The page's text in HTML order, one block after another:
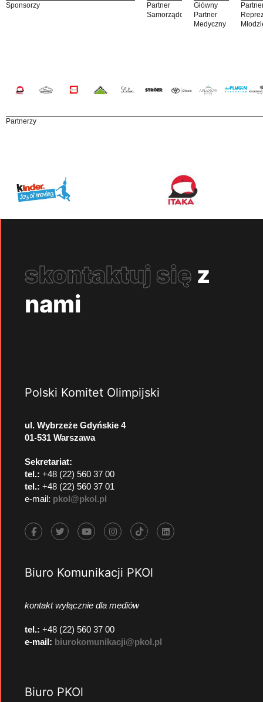
Sponsorzy
Partner
Samorządowy
Główny
Partner
Medyczny
Partnerzy
skontaktuj się z
nami
Polski Komitet Olimpijski
ul. Wybrzeże Gdyńskie 4
01-531 Warszawa
Sekretariat:
tel.: +48 (22) 560 37 00
tel.: +48 (22) 560 37 01
e-mail: pkol@pkol.pl
Biuro Komunikacji PKOl
kontakt wyłącznie dla mediów
tel.: +48 (22) 560 37 00
e-mail: biurokomunikacji@pkol.pl
Biuro PKOl